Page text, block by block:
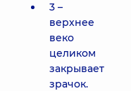
3 –
верхнее
веко
целиком
закрывает
зрачок.